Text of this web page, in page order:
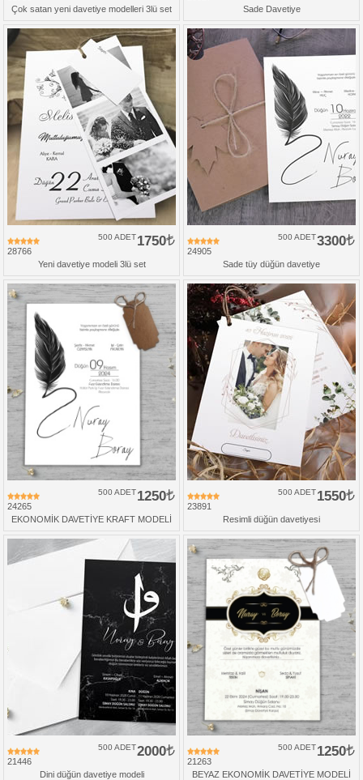
Çok satan yeni davetiye modelleri 3lü set Sade Davetiye
28766
1750
500 ADET
Yeni davetiye modeli 3lü set
24905
3300
500 ADET
Sade tüy düğün davetiye
24265
1250
500 ADET
EKONOMİK DAVETİYE KRAFT MODELİ
23891
1550
500 ADET
Resimli düğün davetiyesi
21446
2000
500 ADET
Dini düğün davetiye modeli
21263
1250
500 ADET
BEYAZ EKONOMİK DAVETİYE MODELİ